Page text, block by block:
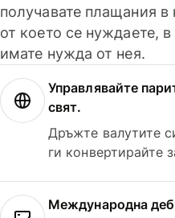
получавате плащания
от което се нуждаете,
имате нужда от нея.
Управлявайте
свят.
Дръжте валутите
ги конвертирайте
Международна